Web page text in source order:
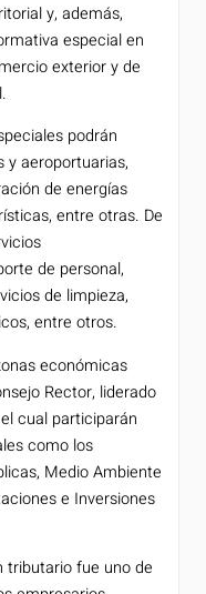
y, además,
especial en
exterior y de
podrán
y aeroportuarias,
de energías
entre otras. De
de personal,
de limpieza,
entre otros.
económicas
Rector, liderado
cual participarán
como los
Medio Ambiente
e Inversiones
tributario fue uno de